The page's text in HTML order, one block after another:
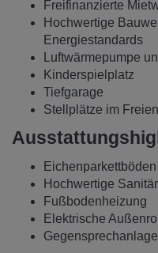
Freifinanzierte
Hochwertige
Energiestandards
Luftwärmepumpe
Kinderspielplatz
Tiefgarage
Stellplätze im Freien
Eichenparkettböden
Hochwertige
Fußbodenheizung
Elektrische